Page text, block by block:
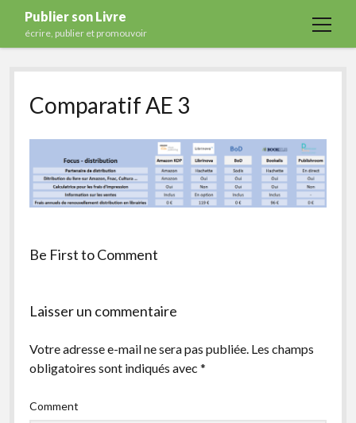
Publier son Livre
écrire, publier et promouvoir
open
Accueil
Formations
Auto-édition
Ecriture
A propos
facebookinstagram
youtubeemail-
Comparatif AE 3
Be First to Comment
Laisser un commentaire
Votre adresse e-mail ne sera pas publiée. Les champs
obligatoires sont indiqués avec *
Comment